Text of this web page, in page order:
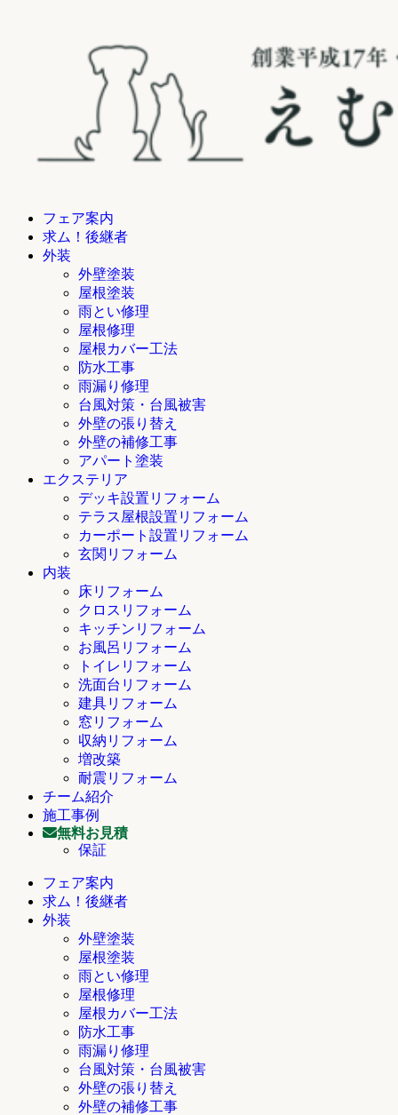
フェア案内
求ム！後継者
外装
外壁塗装
屋根塗装
雨とい修理
屋根修理
屋根カバー工法
防水工事
雨漏り修理
台風対策・台風被害
外壁の張り替え
外壁の補修工事
アパート塗装
エクステリア
デッキ設置リフォーム
テラス屋根設置リフォーム
カーポート設置リフォーム
玄関リフォーム
内装
床リフォーム
クロスリフォーム
キッチンリフォーム
お風呂リフォーム
トイレリフォーム
洗面台リフォーム
建具リフォーム
窓リフォーム
収納リフォーム
増改築
耐震リフォーム
チーム紹介
施工事例
無料お見積
保証
フェア案内
求ム！後継者
外装
外壁塗装
屋根塗装
雨とい修理
屋根修理
屋根カバー工法
防水工事
雨漏り修理
台風対策・台風被害
外壁の張り替え
外壁の補修工事